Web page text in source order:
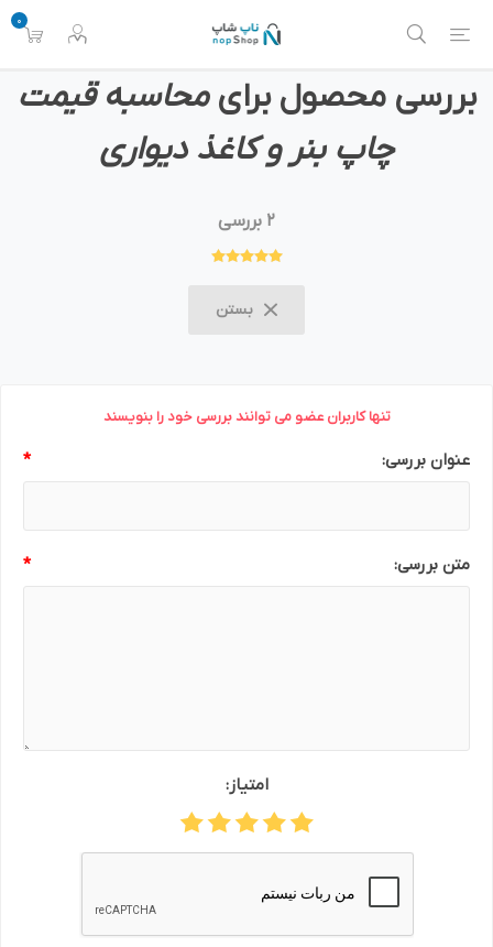
0
بررسی محصول برایمحاسبه قیمت
چاپ بنر و کاغذ دیواری
2 بررسی
بستن
تنها کاربران عضو می توانند بررسی خود را بنویسند
عنوان بررسی: *
متن بررسی: *
امتیاز: